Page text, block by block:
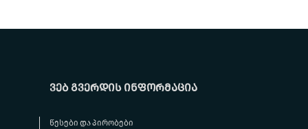
ვებ გვერდის ინფორმაცია
წესები და პირობები